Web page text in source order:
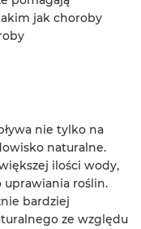
jak choroby
nie tylko na
naturalne.
ilości wody,
roślin.
bardziej
ze względu